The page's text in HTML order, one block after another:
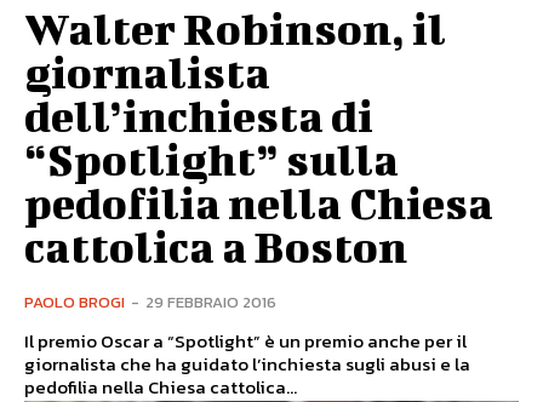
Walter Robinson, il
giornalista
dell’inchiesta di
“Spotlight” sulla
pedofilia nella Chiesa
cattolica a Boston
PAOLO BROGI - 29 FEBBRAIO 2016
Il premio Oscar a “Spotlight” è un premio anche per il
giornalista che ha guidato l’inchiesta sugli abusi e la
pedofilia nella Chiesa cattolica...